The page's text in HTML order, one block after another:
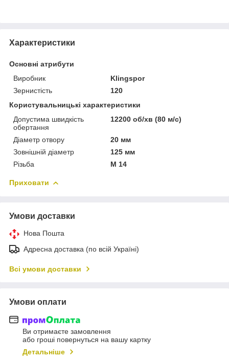
Характеристики
Основні атрибути
Виробник
Klingspor
Зернистість
120
Користувальницькі характеристики
Допустима швидкість
обертання
12200 об/хв (80 м/с)
Діаметр отвору
20 мм
Зовнішній діаметр
125 мм
Різьба
М 14
Приховати
Умови доставки
Нова Пошта
Адресна доставка (по всій Україні)
Всі умови доставки
Умови оплати
Ви отримаєте замовлення
або гроші повернуться на вашу картку
Детальніше